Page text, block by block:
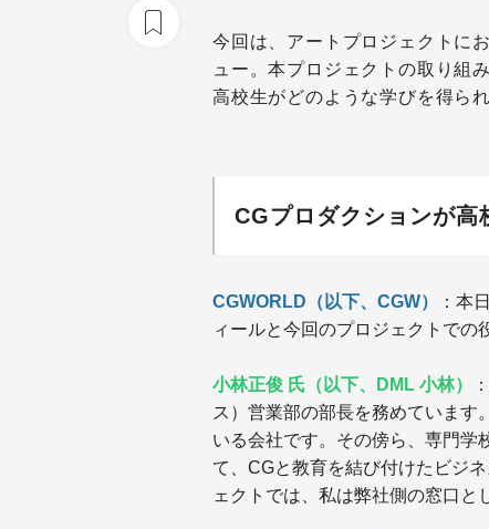
今回は、アートプロジェクトに
ュー。本プロジェクトの取り組
高校生がどのような学びを得ら
CGプロダクションが高
CGWORLD（以下、CGW）
：本
ィールと今回のプロジェクトでの
小林正俊 氏（以下、DML 小林）
ス）営業部の部長を務めています
いる会社です。その傍ら、専門学
て、CGと教育を結び付けたビジ
ェクトでは、私は弊社側の窓口と